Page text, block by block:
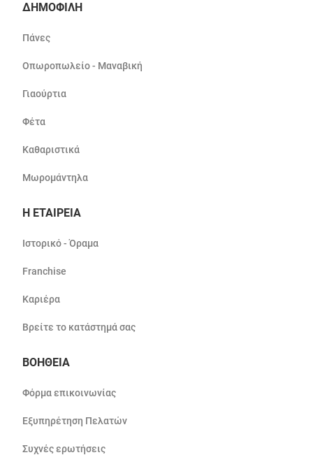
ΔΗΜΟΦΙΛΗ
Πάνες
Οπωροπωλείο - Μαναβική
Γιαούρτια
Φέτα
Καθαριστικά
Μωρομάντηλα
Η ΕΤΑΙΡΕΙΑ
Ιστορικό - Όραμα
Franchise
Καριέρα
Βρείτε το κατάστημά σας
ΒΟΗΘΕΙΑ
Φόρμα επικοινωνίας
Εξυπηρέτηση Πελατών
Συχνές ερωτήσεις